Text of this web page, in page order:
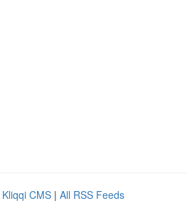
Kliqqi CMS | All RSS Feeds